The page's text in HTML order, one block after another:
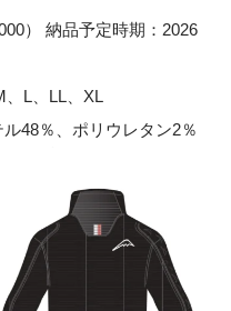
） 納品予定時期：2026
、L、LL、XL
48％、ポリウレタン2％